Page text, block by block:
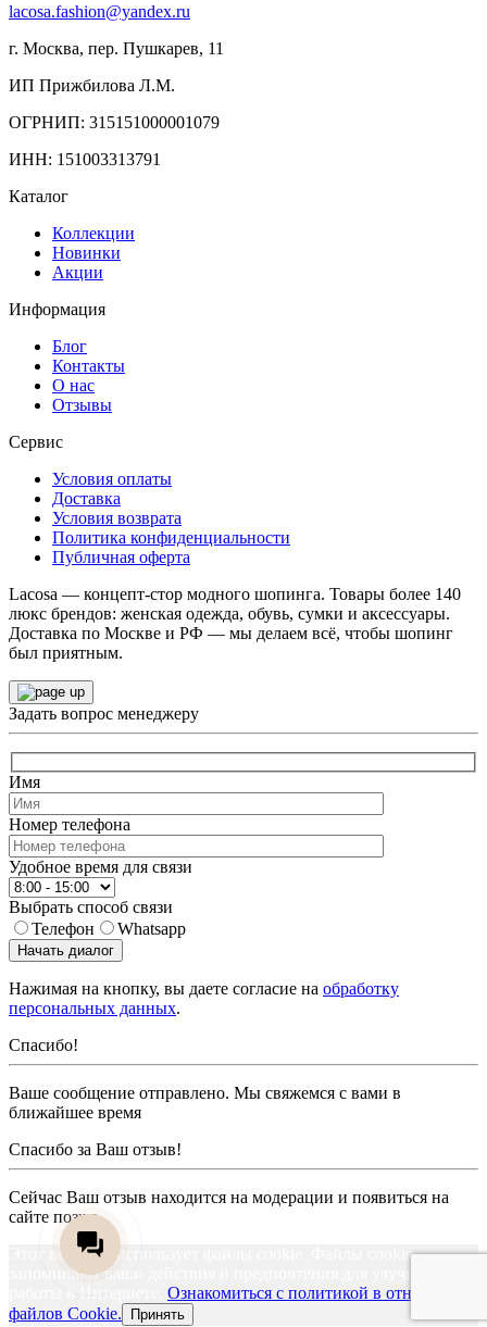
lacosa.fashion@yandex.ru
г. Москва, пер. Пушкарев, 11
ИП Прижбилова Л.М.
ОГРНИП: 315151000001079
ИНН: 151003313791
Каталог
Коллекции
Новинки
Акции
Информация
Блог
Контакты
О нас
Отзывы
Сервис
Условия оплаты
Доставка
Условия возврата
Политика конфиденциальности
Публичная оферта
Lacosa — концепт-стор модного шопинга. Товары более 140
люкс брендов: женская одежда, обувь, сумки и аксессуары.
Доставка по Москве и РФ — мы делаем всё, чтобы шопинг
был приятным.
Задать вопрос менеджеру
Имя
Номер телефона
Удобное время для связи
Выбрать способ связи
Телефон
Whatsapp
Начать диалог
Нажимая на кнопку, вы даете согласие на обработку
персональных данных.
Спасибо!
Ваше сообщение отправлено. Мы свяжемся с вами в
ближайшее время
Спасибо за Ваш отзыв!
Сейчас Ваш отзыв находится на модерации и появиться на
сайте позже
Этот веб-сайт использует файлы cookie. Файлы cookie
запоминают ваши действия и предпочтения для улучшения
Ознакомиться с политикой в отношении
файлов Cookie.
Принять